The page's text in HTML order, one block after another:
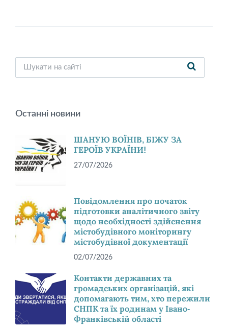
Останні новини
ШАНУЮ ВОЇНІВ, БІЖУ ЗА
ГЕРОЇВ УКРАЇНИ!
27/07/2026
Повідомлення про початок
підготовки аналітичного звіту
щодо необхідності здійснення
містобудівного моніторингу
містобудівної документації
02/07/2026
Контакти державних та
громадських організацій, які
допомагають тим, хто пережили
СНПК та їх родинам у Івано-
Франківській області